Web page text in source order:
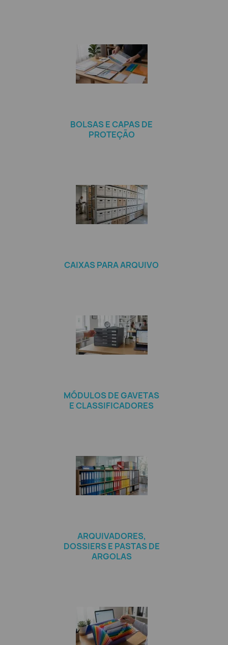
BOLSAS E CAPAS DE
PROTEÇÃO
CAIXAS PARA ARQUIVO
MÓDULOS DE GAVETAS
E CLASSIFICADORES
ARQUIVADORES,
DOSSIERS E PASTAS DE
ARGOLAS